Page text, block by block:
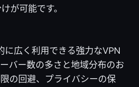
が可能です。
に広く利用できる強力なVPN
バー数の多さと地域分布のお
の回避、プライバシーの保